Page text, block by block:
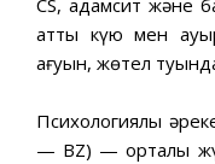
қатты күю мен
ағуын, жөтел
Психологиялық
— BZ) — орталық